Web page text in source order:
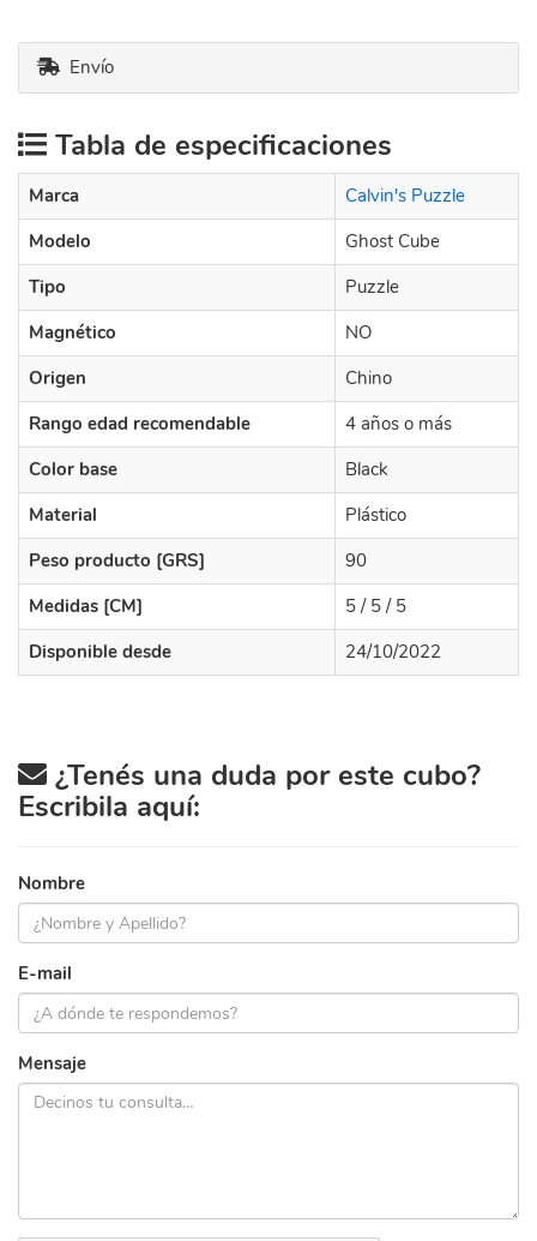
Envío
Tabla de especificaciones
Marca
Calvin's Puzzle
Modelo
Ghost Cube
Tipo
Puzzle
Magnético
NO
Origen
Chino
Rango edad recomendable
4 años o más
Color base
Black
Material
Plástico
Peso producto [GRS]
90
Medidas [CM]
5 / 5 / 5
Disponible desde
24/10/2022
¿Tenés una duda por este cubo?
Escribila aquí:
Nombre
E-mail
Mensaje